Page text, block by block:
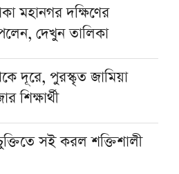
মহানগর দক্ষিণের
দেখুন তালিকা
দূরে, পুরস্কৃত জামিয়া
শিক্ষার্থী
সই করল শক্তিশালী